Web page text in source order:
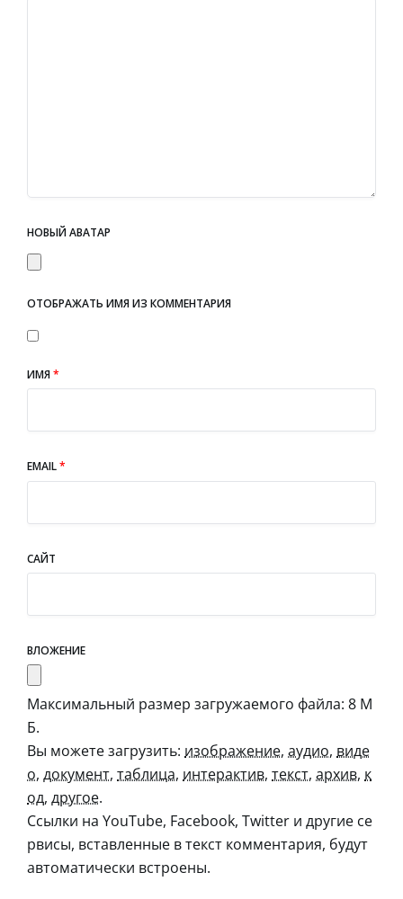
НОВЫЙ АВАТАР
ОТОБРАЖАТЬ ИМЯ ИЗ КОММЕНТАРИЯ
ИМЯ*
EMAIL*
САЙТ
ВЛОЖЕНИЕ
Максимальный размер загружаемого файла: 8 М
Б.
Вы можете загрузить: изображение, аудио, виде
о, документ, таблица, интерактив, текст, архив, к
од, другое.
Ссылки на YouTube, Facebook, Twitter и другие се
рвисы, вставленные в текст комментария, будут
автоматически встроены.